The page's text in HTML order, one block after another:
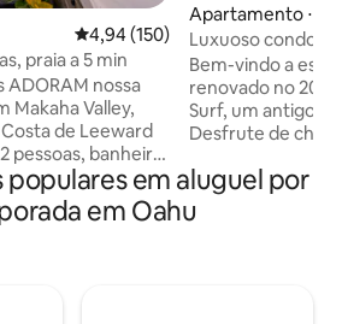
4,94 de uma avaliação média de
4,94 (150)
praia a 5 min
ADORAM nossa
Makaha Valley,
de Leeward
pessoas, banheira
piscina no
e para o
a 5 minutos de
Apartamento ⋅
Luxuoso
charme retrô e
GRATUITO
Bem-vindo a
renovado no 20º
Surf, um antigo
Desfrute de
mar,
GRATUITO,
gigabit, ar-
em aluguel por
em Oahu